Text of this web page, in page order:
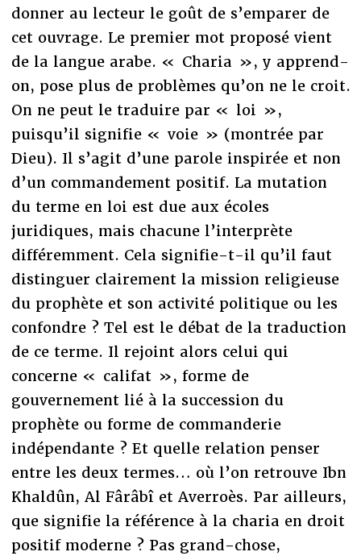
donner au lecteur le goût de s’emparer de
cet ouvrage. Le premier mot proposé vient
de la langue arabe. « Charia », y apprend-
on, pose plus de problèmes qu’on ne le croit.
On ne peut le traduire par « loi »,
puisqu’il signifie « voie » (montrée par
Dieu). Il s’agit d’une parole inspirée et non
d’un commandement positif. La mutation
du terme en loi est due aux écoles
juridiques, mais chacune l’interprète
différemment. Cela signifie-t-il qu’il faut
distinguer clairement la mission religieuse
du prophète et son activité politique ou les
confondre ? Tel est le débat de la traduction
de ce terme. Il rejoint alors celui qui
concerne « califat », forme de
gouvernement lié à la succession du
prophète ou forme de commanderie
indépendante ? Et quelle relation penser
entre les deux termes… où l’on retrouve Ibn
Khaldûn, Al Fârâbî et Averroès. Par ailleurs,
que signifie la référence à la charia en droit
positif moderne ? Pas grand-chose,